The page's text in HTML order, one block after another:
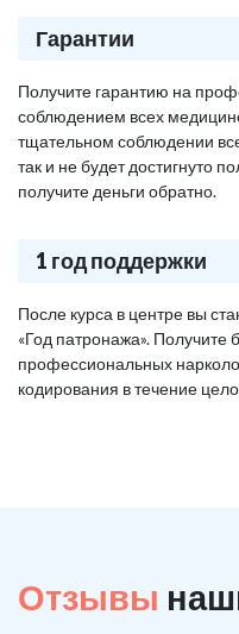
Гарантии
Получите гарантию на
соблюдением всех
тщательном соблюдении
так и не будет достигнуто
получите деньги обратно.
1 год поддержки
После курса в центре вы
«Год патронажа». Получите
профессиональных
кодирования в течение
Отзывы